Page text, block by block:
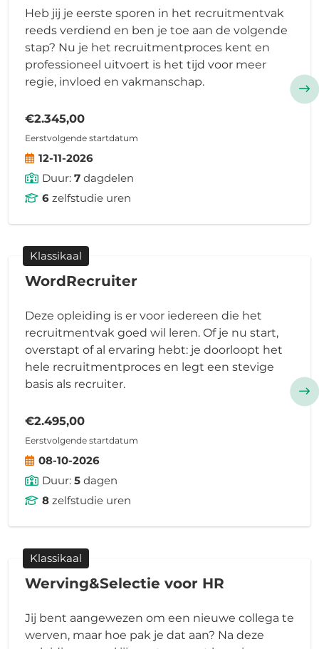
Heb jij je eerste sporen in het recruitmentvak
reeds verdiend en ben je toe aan de volgende
stap? Nu je het recruitmentproces kent en
professioneel uitvoert is het tijd voor meer
regie, invloed en vakmanschap.
€2.345,00
Eerstvolgende startdatum
12-11-2026
Duur: 7dagdelen
6zelfstudie uren
Klassikaal
WordRecruiter
Deze opleiding is er voor iedereen die het
recruitmentvak goed wil leren. Of je nu start,
overstapt of al ervaring hebt: je doorloopt het
hele recruitmentproces en legt een stevige
basis als recruiter.
€2.495,00
Eerstvolgende startdatum
08-10-2026
Duur: 5dagen
8zelfstudie uren
Klassikaal
Werving&Selectie voor HR
Jij bent aangewezen om een nieuwe collega te
werven, maar hoe pak je dat aan? Na deze